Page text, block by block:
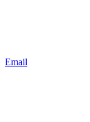
Email